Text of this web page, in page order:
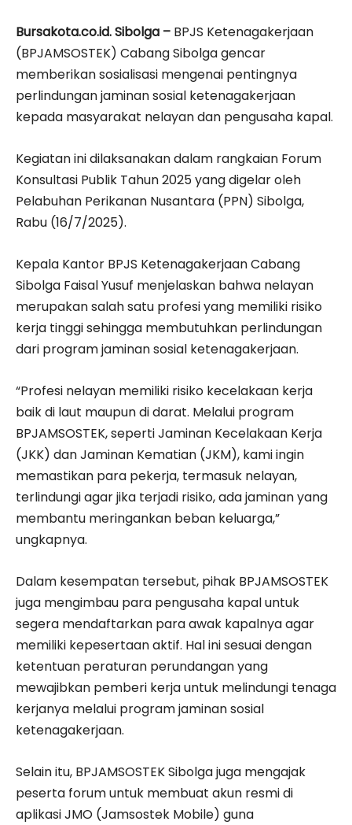
Bursakota.co.id. Sibolga – BPJS Ketenagakerjaan
(BPJAMSOSTEK) Cabang Sibolga gencar
memberikan sosialisasi mengenai pentingnya
perlindungan jaminan sosial ketenagakerjaan
kepada masyarakat nelayan dan pengusaha kapal.
Kegiatan ini dilaksanakan dalam rangkaian Forum
Konsultasi Publik Tahun 2025 yang digelar oleh
Pelabuhan Perikanan Nusantara (PPN) Sibolga,
Rabu (16/7/2025).
Kepala Kantor BPJS Ketenagakerjaan Cabang
Sibolga Faisal Yusuf menjelaskan bahwa nelayan
merupakan salah satu profesi yang memiliki risiko
kerja tinggi sehingga membutuhkan perlindungan
dari program jaminan sosial ketenagakerjaan.
“Profesi nelayan memiliki risiko kecelakaan kerja
baik di laut maupun di darat. Melalui program
BPJAMSOSTEK, seperti Jaminan Kecelakaan Kerja
(JKK) dan Jaminan Kematian (JKM), kami ingin
memastikan para pekerja, termasuk nelayan,
terlindungi agar jika terjadi risiko, ada jaminan yang
membantu meringankan beban keluarga,”
ungkapnya.
Dalam kesempatan tersebut, pihak BPJAMSOSTEK
juga mengimbau para pengusaha kapal untuk
segera mendaftarkan para awak kapalnya agar
memiliki kepesertaan aktif. Hal ini sesuai dengan
ketentuan peraturan perundangan yang
mewajibkan pemberi kerja untuk melindungi tenaga
kerjanya melalui program jaminan sosial
ketenagakerjaan.
Selain itu, BPJAMSOSTEK Sibolga juga mengajak
peserta forum untuk membuat akun resmi di
aplikasi JMO (Jamsostek Mobile) guna